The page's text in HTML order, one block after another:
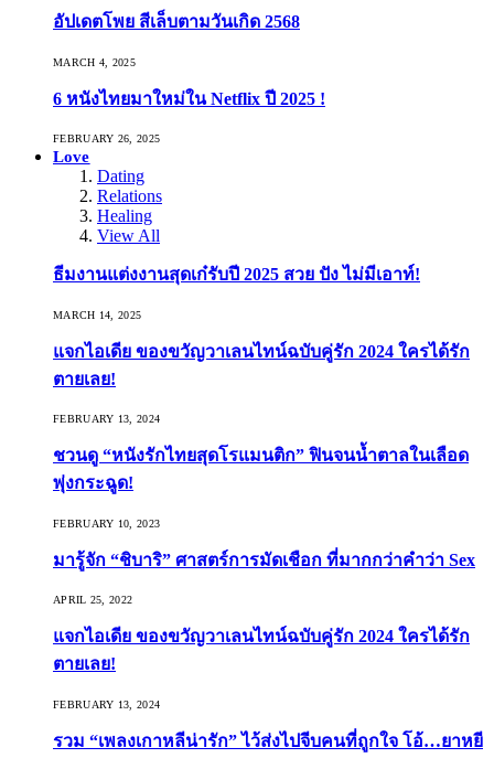
อัปเดตโพย สีเล็บตามวันเกิด 2568
MARCH 4, 2025
6 หนังไทยมาใหม่ใน Netflix ปี 2025 !
FEBRUARY 26, 2025
Love
Dating
Relations
Healing
View All
ธีมงานแต่งงานสุดเก๋รับปี 2025 สวย ปัง ไม่มีเอาท์!
MARCH 14, 2025
แจกไอเดีย ของขวัญวาเลนไทน์ฉบับคู่รัก 2024 ใครได้รัก
ตายเลย!
FEBRUARY 13, 2024
ชวนดู “หนังรักไทยสุดโรแมนติก” ฟินจนน้ำตาลในเลือด
พุ่งกระฉูด!
FEBRUARY 10, 2023
มารู้จัก “ชิบาริ” ศาสตร์การมัดเชือก ที่มากกว่าคำว่า Sex
APRIL 25, 2022
แจกไอเดีย ของขวัญวาเลนไทน์ฉบับคู่รัก 2024 ใครได้รัก
ตายเลย!
FEBRUARY 13, 2024
รวม “เพลงเกาหลีน่ารัก” ไว้ส่งไปจีบคนที่ถูกใจ โอ้…ยาหยี